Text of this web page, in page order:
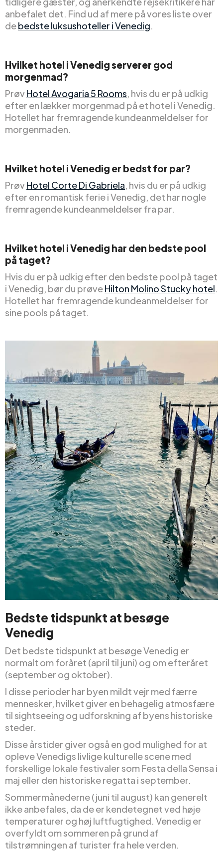
anbefalet det. Find ud af mere på vores liste over
debedste luksushoteller i Venedig.
Hvilket hotel i Venedig serverer god
morgenmad?
Prøv Hotel Avogaria 5 Rooms, hvis du er på udkig
efter en lækker morgenmad på et hotel i Venedig.
Hotellet har fremragende kundeanmeldelser for
morgenmaden.
Hvilket hotel i Venedig er bedst for par?
Prøv Hotel Corte Di Gabriela, hvis du er på udkig
efter en romantisk ferie i Venedig, det har nogle
fremragende kundeanmeldelser fra par.
Hvilket hotel i Venedig har den bedste pool
på taget?
Hvis du er på udkig efter den bedste pool på taget
i Venedig, bør du prøveHilton Molino Stucky hotel.
Hotellet har fremragende kundeanmeldelser for
sine pools på taget.
Bedste tidspunkt at besøge
Venedig
Det bedste tidspunkt at besøge Venedig er
normalt om foråret (april til juni) og om efteråret
(september og oktober).
I disse perioder har byen mildt vejr med færre
mennesker, hvilket giver en behagelig atmosfære
til sightseeing og udforskning af byens historiske
steder.
Disse årstider giver også en god mulighed for at
opleve Venedigs livlige kulturelle scene med
forskellige lokale festivaler som Festa della Sensa i
maj eller den historiske regatta i september.
Sommermånederne (juni til august) kan generelt
ikke anbefales, da de er kendetegnet ved høje
temperaturer og høj luftfugtighed. Venedig er
overfyldt om sommeren på grund af
tilstrømningen af turister fra hele verden.